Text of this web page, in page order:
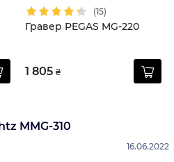
(15)
Гравер PEGAS MG-220
1 805 ₴
MMG-310
16.06.2022